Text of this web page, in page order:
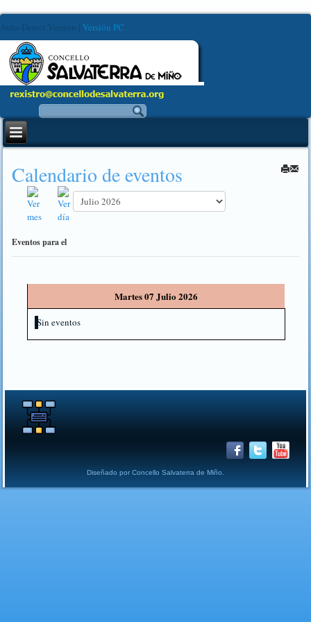
Auto-Detect Version Versión PC
Calendario de eventos
Eventos para el
Martes 07 Julio 2026
Sin eventos
Diseñado por Concello Salvaterra de Miño.